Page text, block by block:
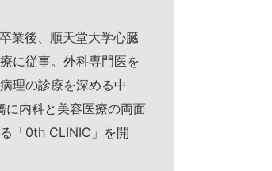
業後、順天堂大学心臓
に従事。外科専門医を
理の診療を深める中
内科と美容医療の両面
「0th CLINIC」を開